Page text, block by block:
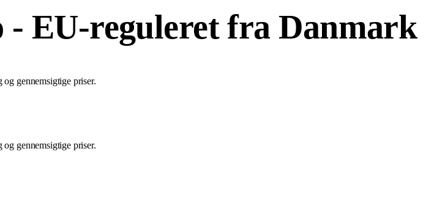
EU-reguleret fra Danmark
gennemsigtige priser.
gennemsigtige priser.